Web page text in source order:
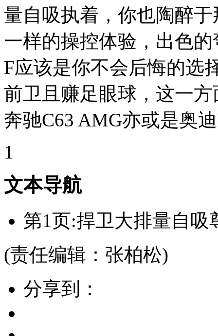
量自吸执着，你也陶醉
一样的操控体验，出色
F应该是你不会后悔的选
前卫且赚足眼球，这一
奔驰C63 AMG亦或是奥
1
文本导航
第1页:捍卫大排量自吸
(责任编辑：张柏松)
分享到：